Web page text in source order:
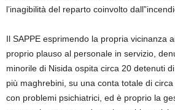
l’inagibilità del reparto coinvolto
Il SAPPE esprimendo la propria vicinanza
proprio plauso al personale in servizio,
minorile di Nisida ospita circa 20 detenuti
più maghrebini, su una conta totale di
con problemi psichiatrici, ed è proprio la